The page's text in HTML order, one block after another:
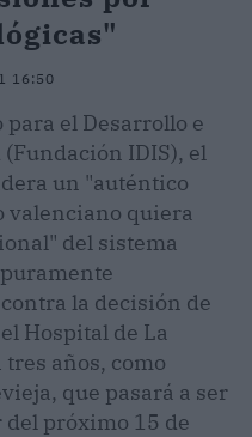
16:50
el Desarrollo e
IDIS), el
un "auténtico
valenciano quiera
del sistema
la decisión de
Hospital de La
años, como
que pasará a ser
próximo 15 de